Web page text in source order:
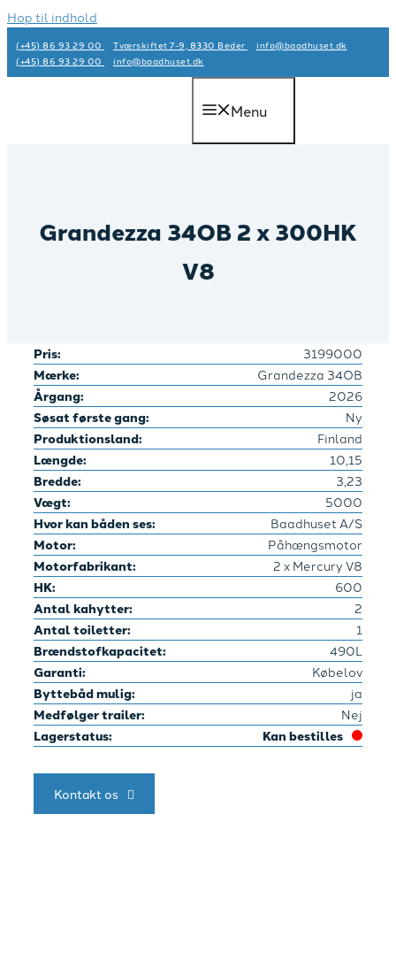
Hop til indhold
(+45) 86 93 29 00 Tværskiftet 7-9, 8330 Beder
info@baadhuset.dk​
(+45) 86 93 29 00
info@baadhuset.dk​
Menu
Grandezza 34OB 2 x 300HK
V8
Pris: 3199000
Mærke: Grandezza 34OB
Årgang: 2026
Søsat første gang: Ny
Produktionsland: Finland
Længde: 10,15
Bredde: 3,23
Vægt: 5000
Hvor kan båden ses: Baadhuset A/S
Motor: Påhængsmotor
Motorfabrikant: 2 x Mercury V8
HK: 600
Antal kahytter: 2
Antal toiletter: 1
Brændstofkapacitet: 490L
Garanti: Købelov
Byttebåd mulig: ja
Medfølger trailer: Nej
Lagerstatus: Kan bestilles
Kontakt os